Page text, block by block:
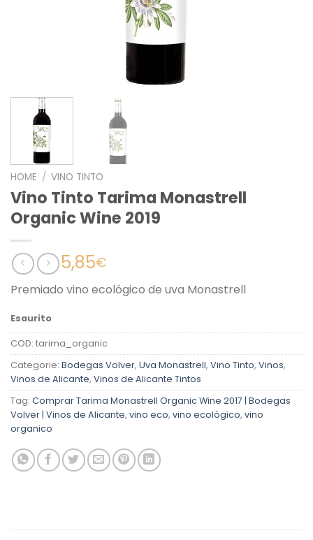
HOME / VINO TINTO
Vino Tinto Tarima Monastrell
Organic Wine 2019
5,85€
Premiado vino ecológico de uva Monastrell
Esaurito
COD: tarima_organic
Categorie: Bodegas Volver, Uva Monastrell, Vino Tinto, Vinos,
Vinos de Alicante, Vinos de Alicante Tintos
Tag: Comprar Tarima Monastrell Organic Wine 2017 | Bodegas
Volver | Vinos de Alicante, vino eco, vino ecológico, vino
organico